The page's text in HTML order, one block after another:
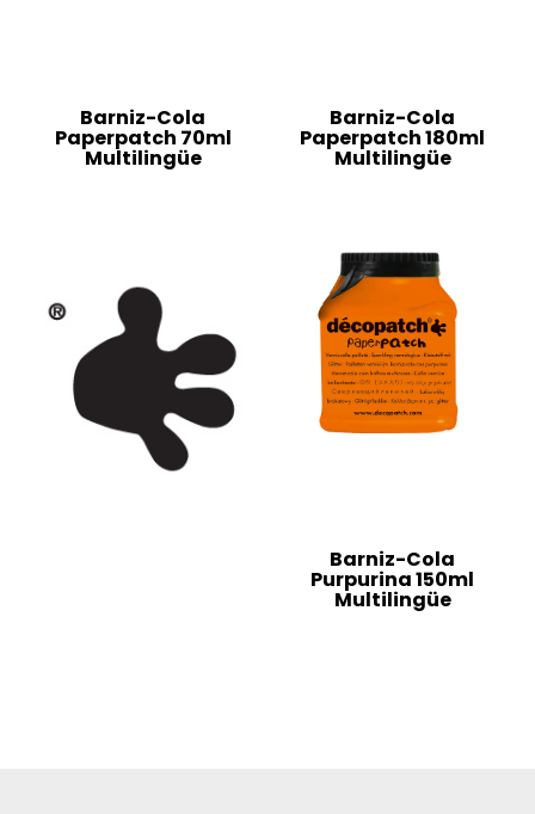
Barniz-Cola
Paperpatch 70ml
Multilingüe
Barniz-Cola
Paperpatch 180ml
Multilingüe
Barniz-Cola
Purpurina 150ml
Multilingüe